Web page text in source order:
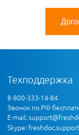
Техподдержка
8-800-333-14-84
Звонок по РФ
E-mail:
Skype: freshdoc.support